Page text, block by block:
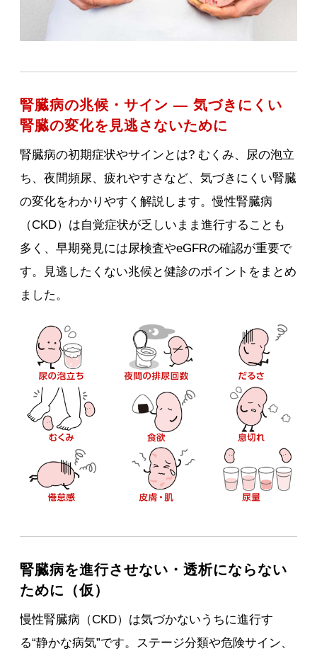
腎臓病の兆候・サイン ― 気づきにくい
腎臓の変化を見逃さないために
腎臓病の初期症状やサインとは? むくみ、尿の泡立
ち、夜間頻尿、疲れやすさなど、気づきにくい腎臓
の変化をわかりやすく解説します。慢性腎臓病
（CKD）は自覚症状が乏しいまま進行することも
多く、早期発見には尿検査やeGFRの確認が重要で
す。見逃したくない兆候と健診のポイントをまとめ
ました。
腎臓病を進行させない・透析にならない
ために（仮）
慢性腎臓病（CKD）は気づかないうちに進行す
る“静かな病気”です。ステージ分類や危険サイン、